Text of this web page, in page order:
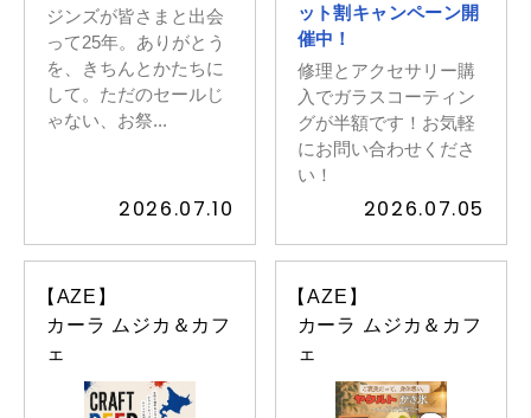
ジンズが皆さまと出会
って25年。ありがとう
を、きちんとかたちに
して。ただのセールじ
ゃない、お祭...
2026.07.10
ット割キャンペーン開
催中！
修理とアクセサリー購
入でガラスコーティン
グが半額です！お気軽
にお問い合わせくださ
い！
2026.07.05
【AZE】
カーラ ムジカ＆カフ
ェ
【AZE】
カーラ ムジカ＆カフ
ェ